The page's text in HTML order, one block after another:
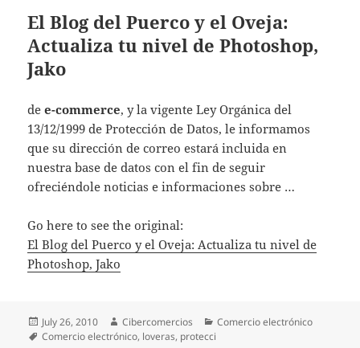
El Blog del Puerco y el Oveja:
Actualiza tu nivel de Photoshop,
Jako
dee-commerce, y la vigente Ley Orgánica del
13/12/1999 de Protección de Datos, le informamos
que su dirección de correo estará incluida en
nuestra base de datos con el fin de seguir
ofreciéndole noticias e informaciones sobre …
Go here to see the original:
El Blog del Puerco y el Oveja: Actualiza tu nivel de
Photoshop, Jako
Posted
on
July 26, 2010 Author
Cibercomercios Categories
Comercio electrónico
Tags
Comercio electrónico, loveras, protecci